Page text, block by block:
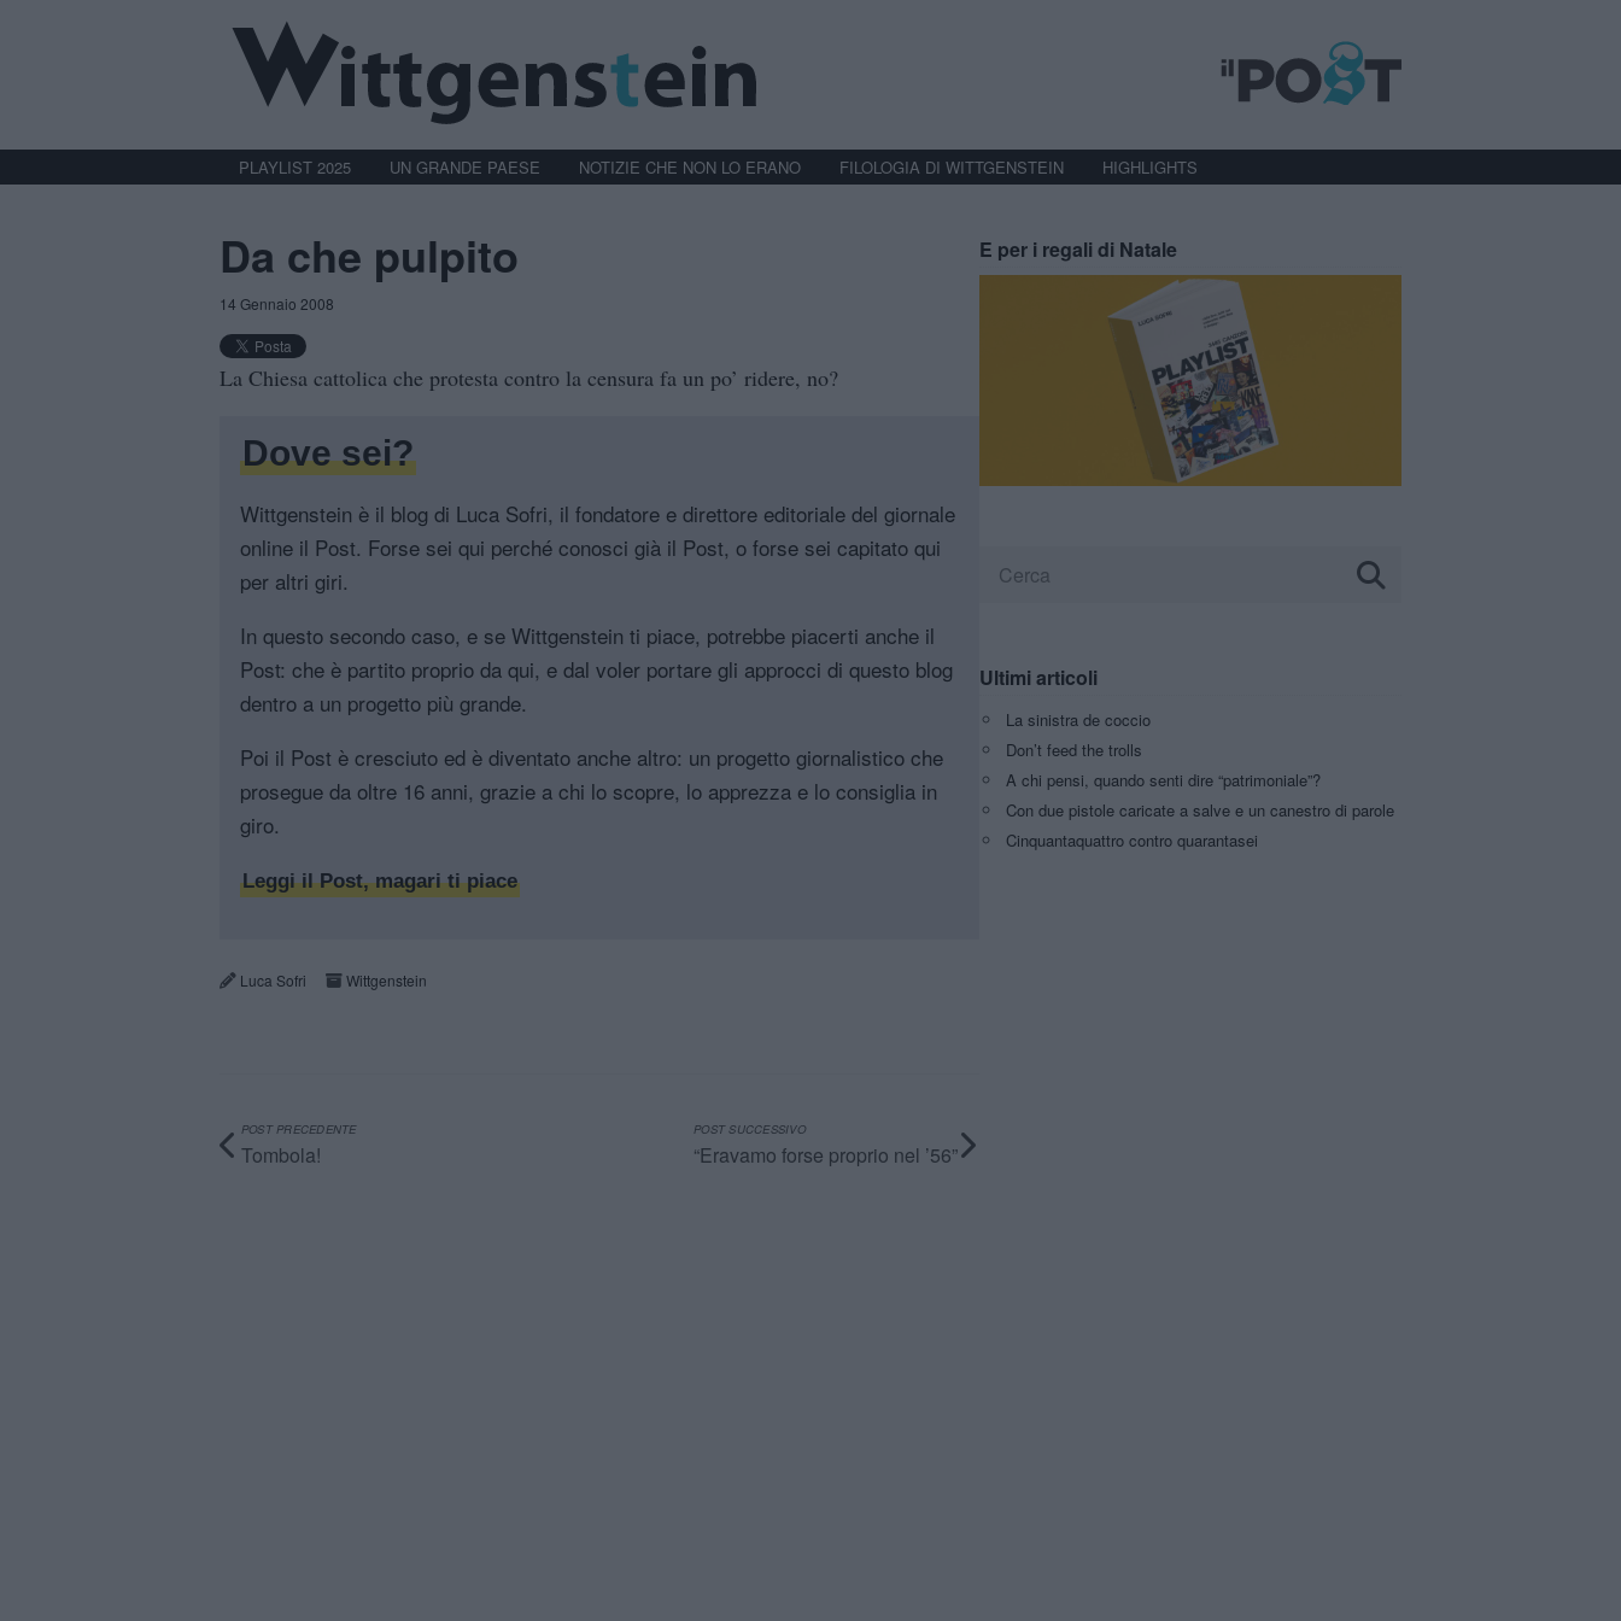
PLAYLIST 2025 UN GRANDE PAESE NOTIZIE CHE NON LO ERANO FILOLOGIA DI WITTGENSTEIN HIGHLIGHTS
Da che pulpito
14 Gennaio 2008
La Chiesa cattolica che protesta contro la censura fa un po’ ridere, no?
Dove sei?
Wittgenstein è il blog di Luca Sofri, il fondatore e direttore editoriale del giornale
online il Post. Forse sei qui perché conosci già il Post, o forse sei capitato qui
per altri giri.
In questo secondo caso, e se Wittgenstein ti piace, potrebbe piacerti anche il
Post: che è partito proprio da qui, e dal voler portare gli approcci di questo blog
dentro a un progetto più grande.
Poi il Post è cresciuto ed è diventato anche altro: un progetto giornalistico che
prosegue da oltre 16 anni, grazie a chi lo scopre, lo apprezza e lo consiglia in
giro.
Leggi il Post, magari ti piace
Luca Sofri Wittgenstein
POST PRECEDENTE
Tombola!
POST SUCCESSIVO
“Eravamo forse proprio nel ’56”
E per i regali di Natale
Ultimi articoli
La sinistra de coccio
Don’t feed the trolls
A chi pensi, quando senti dire “patrimoniale”?
Con due pistole caricate a salve e un canestro di parole
Cinquantaquattro contro quarantasei